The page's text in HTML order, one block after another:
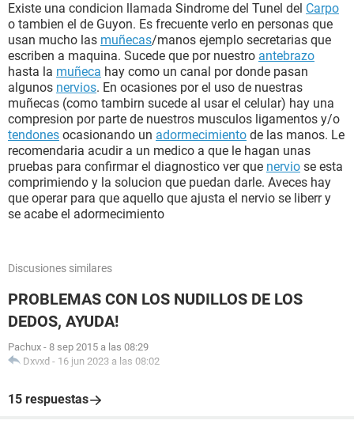
Existe una condicion llamada Sindrome del Tunel del Carpo
o tambien el de Guyon. Es frecuente verlo en personas que
usan mucho las muñecas/manos ejemplo secretarias que
escriben a maquina. Sucede que por nuestro antebrazo
hasta la muñeca hay como un canal por donde pasan
algunos nervios. En ocasiones por el uso de nuestras
muñecas (como tambirn sucede al usar el celular) hay una
compresion por parte de nuestros musculos ligamentos y/o
tendones ocasionando un adormecimiento de las manos. Le
recomendaria acudir a un medico a que le hagan unas
pruebas para confirmar el diagnostico ver que nervio se esta
comprimiendo y la solucion que puedan darle. Aveces hay
que operar para que aquello que ajusta el nervio se liberr y
se acabe el adormecimiento
Discusiones similares
PROBLEMAS CON LOS NUDILLOS DE LOS
DEDOS, AYUDA!
Pachux - 8 sep 2015 a las 08:29
Dxvxd - 16 jun 2023 a las 08:02
15 respuestas